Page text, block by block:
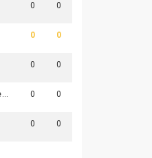
0 0
0 0
0 0
ST SVS/Excellent/Westerbeekse Boys VR1 0 0
0 0